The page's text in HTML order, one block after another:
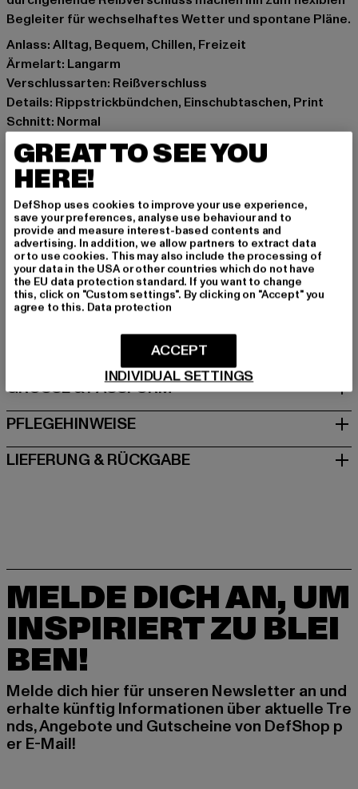
Begleiter für wechselhaftes Wetter und spontane Pläne.
Anlass: Alltag, Bequem, Chillen, Freizeit
Ärmelart: Langarm
Verschlussarten: Reißverschluss
Details: Rippstrickbündchen, Einschubtaschen, Print
Schnitt: Normal
Marke: Another Cotton Lab
Kat.: Sweat & Fleece - Hoodies Zipthrough
Farbe: blau
Hersteller Farbe: washed navy blue
Materialzusammensetzung: 52% Baumwolle, 48%
Polyester
Art.Nr: PD00010619-22631
Hersteller: Urban Styles Agency GmbH & Co. KG |
agentur@urbanstylesagency.com
Schanzenstraße 41 | 51063 Köln | DE
GRÖSSE & PASSFORM
PFLEGEHINWEISE
LIEFERUNG & RÜCKGABE
MELDE DICH AN, UM
INSPIRIERT ZU BLEI
BEN!
Melde dich hier für unseren Newsletter an und
erhalte künftig Informationen über aktuelle Tre
nds, Angebote und Gutscheine von DefShop p
er E-Mail!
GREAT TO SEE YOU
HERE!
DefShop uses cookies to improve your use experience,
save your preferences, analyse use behaviour and to
provide and measure interest-based contents and
advertising. In addition, we allow partners to extract data
or to use cookies. This may also include the processing of
your data in the USA or other countries which do not have
the EU data protection standard. If you want to change
this, click on "Custom settings". By clicking on "Accept" you
agree to this. Data protection
INDIVIDUAL SETTINGS
ACCEPT